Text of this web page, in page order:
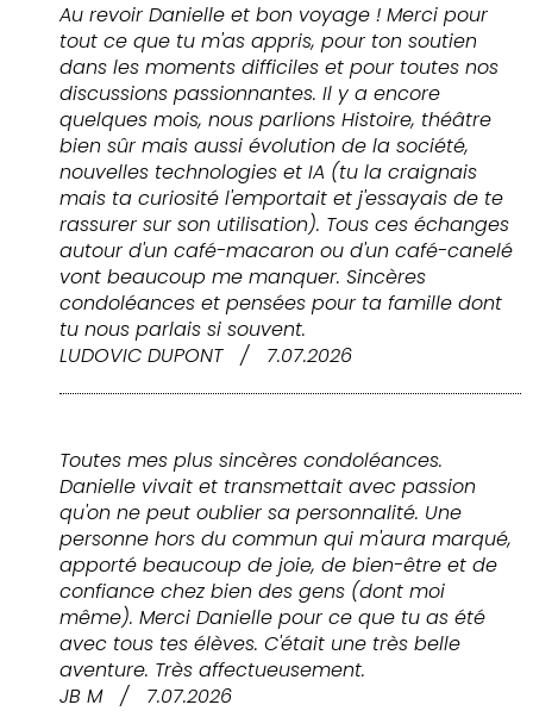
Au revoir Danielle et bon voyage ! Merci pour
tout ce que tu m'as appris, pour ton soutien
dans les moments difficiles et pour toutes nos
discussions passionnantes. Il y a encore
quelques mois, nous parlions Histoire, théâtre
bien sûr mais aussi évolution de la société,
nouvelles technologies et IA (tu la craignais
mais ta curiosité l'emportait et j'essayais de te
rassurer sur son utilisation). Tous ces échanges
autour d'un café-macaron ou d'un café-canelé
vont beaucoup me manquer. Sincères
condoléances et pensées pour ta famille dont
tu nous parlais si souvent.
LUDOVIC DUPONT
/ 7.07.2026
Toutes mes plus sincères condoléances.
Danielle vivait et transmettait avec passion
qu'on ne peut oublier sa personnalité. Une
personne hors du commun qui m'aura marqué,
apporté beaucoup de joie, de bien-être et de
confiance chez bien des gens (dont moi
même). Merci Danielle pour ce que tu as été
avec tous tes élèves. C'était une très belle
aventure. Très affectueusement.
JB M
/ 7.07.2026